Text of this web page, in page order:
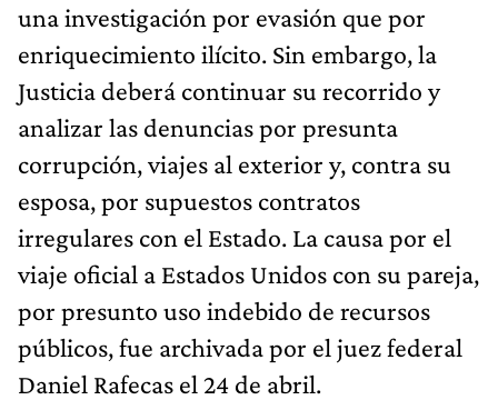
una investigación por evasión que por
enriquecimiento ilícito. Sin embargo, la
Justicia deberá continuar su recorrido y
analizar las denuncias por presunta
corrupción, viajes al exterior y, contra su
esposa, por supuestos contratos
irregulares con el Estado. La causa por el
viaje oficial a Estados Unidos con su pareja,
por presunto uso indebido de recursos
públicos, fue archivada por el juez federal
Daniel Rafecas el 24 de abril.